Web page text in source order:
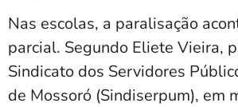
Nas escolas, a paralisação
parcial. Segundo Eliete Vieira,
Sindicato dos Servidores
de Mossoró (Sindiserpum), em